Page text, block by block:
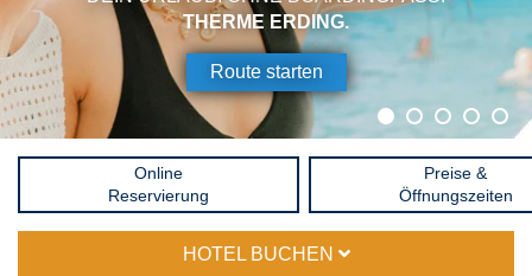
THERME ERDING.
Route starten
HOTEL BUCHEN
Online
Reservierung
Preise &
Öffnungszeiten